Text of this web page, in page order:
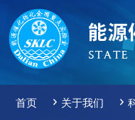
首页 关于我们